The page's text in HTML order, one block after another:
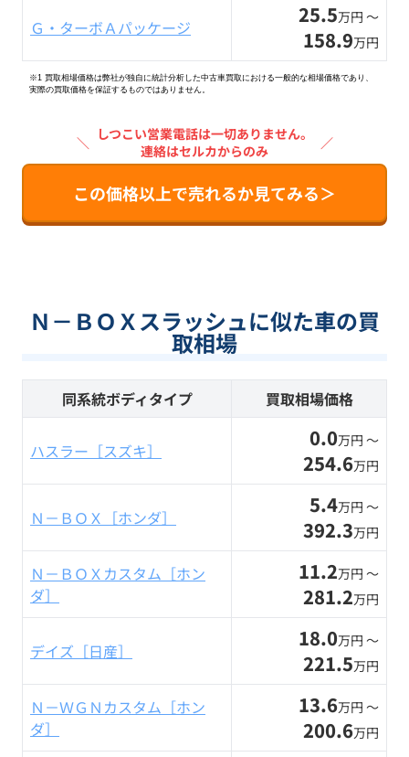
Ｇ・ターボＡパッケージ 25.5万円 〜
158.9万円
※1 買取相場価格は弊社が独自に統計分析した中古車買取における一般的な相場価格であり、
実際の買取価格を保証するものではありません。
＼ しつこい営業電話は一切ありません。
連絡はセルカからのみ
／
この価格以上で売れるか見てみる＞
Ｎ－ＢＯＸスラッシュに似た車の買
取相場
同系統ボディタイプ 買取相場価格
ハスラー［スズキ］ 0.0万円 〜
254.6万円
Ｎ－ＢＯＸ［ホンダ］ 5.4万円 〜
392.3万円
Ｎ－ＢＯＸカスタム［ホン
ダ］
11.2万円 〜
281.2万円
デイズ［日産］ 18.0万円 〜
221.5万円
Ｎ－ＷＧＮカスタム［ホン
ダ］
13.6万円 〜
200.6万円